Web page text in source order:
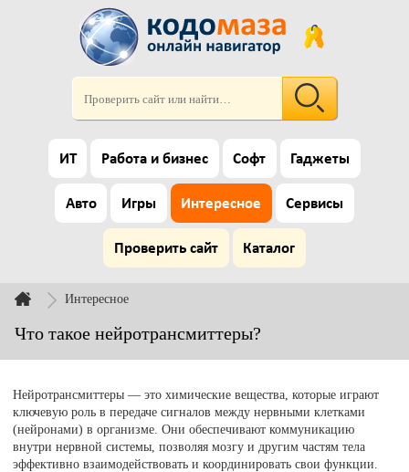
ИТ Работа и бизнес Софт Гаджеты
Авто Игры Интересное Сервисы
Проверить сайт Каталог
Интересное
Что такое нейротрансмиттеры?
Нейротрансмиттеры — это химические вещества, которые играют
ключевую роль в передаче сигналов между нервными клетками
(нейронами) в организме. Они обеспечивают коммуникацию
внутри нервной системы, позволяя мозгу и другим частям тела
эффективно взаимодействовать и координировать свои функции.